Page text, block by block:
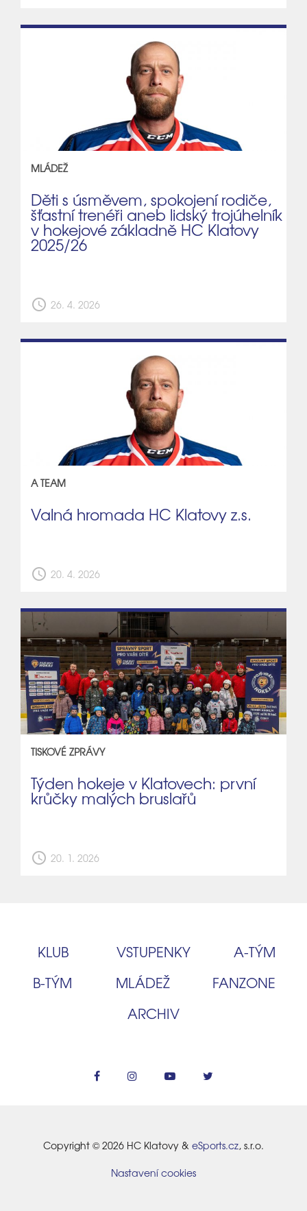
MLÁDEŽ
Děti s úsměvem, spokojení rodiče,
šťastní trenéři aneb lidský trojúhelník
v hokejové základně HC Klatovy
2025/26
schedule 26. 4. 2026
A TEAM
Valná hromada HC Klatovy z.s.
schedule 20. 4. 2026
TISKOVÉ ZPRÁVY
Týden hokeje v Klatovech: první
krůčky malých bruslařů
schedule 20. 1. 2026
KLUB VSTUPENKY
A‑TÝM
B‑TÝM
MLÁDEŽ
FANZONE
ARCHIV
Copyright © 2026 HC Klatovy & eSports.cz, s.r.o.
Nastavení cookies